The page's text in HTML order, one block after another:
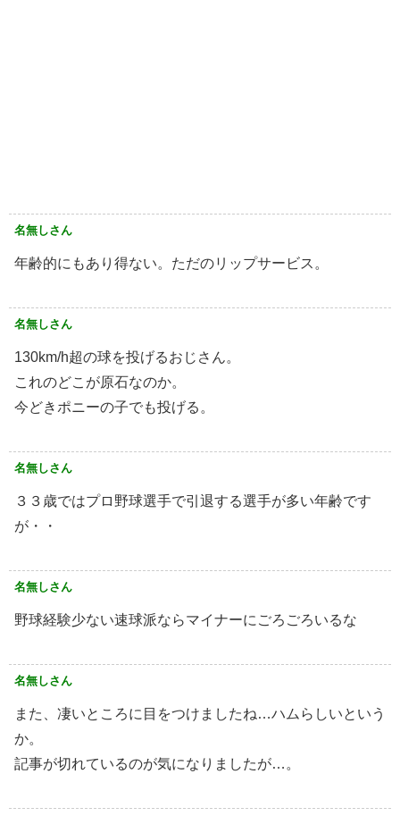
名無しさん
年齢的にもあり得ない。ただのリップサービス。
名無しさん
130km/h超の球を投げるおじさん。
これのどこが原石なのか。
今どきポニーの子でも投げる。
名無しさん
３３歳ではプロ野球選手で引退する選手が多い年齢です
が・・
名無しさん
野球経験少ない速球派ならマイナーにごろごろいるな
名無しさん
また、凄いところに目をつけましたね…ハムらしいという
か。
記事が切れているのが気になりましたが…。